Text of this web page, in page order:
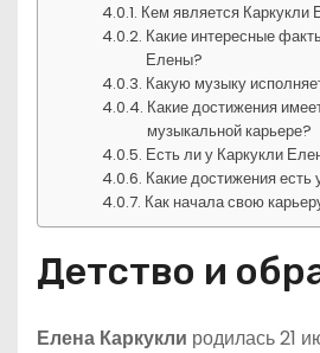
Кем является Каркукли
Какие интересные
Елены?
Какую музыку
Какие достижения
музыкальной карьере?
Есть ли у Каркукли
Какие достижения
Как начала свою
Детство и
Елена Каркукли родилась 21